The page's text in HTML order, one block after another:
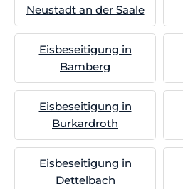
Neustadt an der Saale
Eisbeseitigung in
Bamberg
Eisbeseitigung in
Burkardroth
Eisbeseitigung in
Dettelbach